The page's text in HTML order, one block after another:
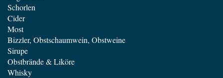
Schorlen
Cider
Most
Bizzler, Obstschaumwein, Obstweine
Sirupe
Obstbrände & Liköre
Whisky